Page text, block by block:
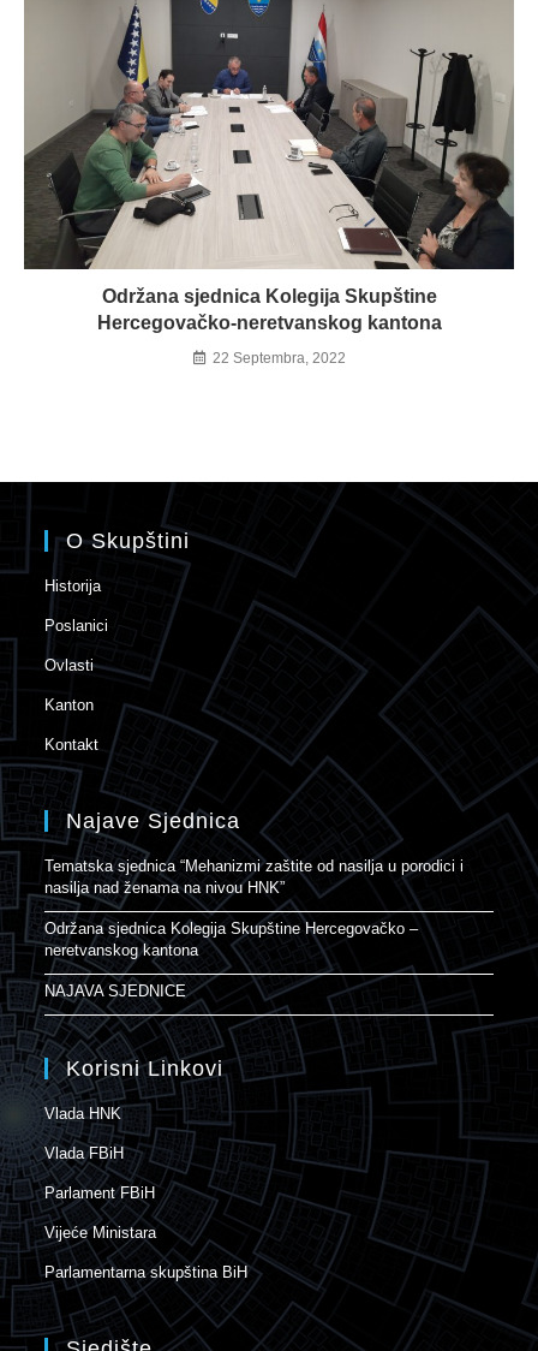
Održana sjednica Kolegija Skupštine
Hercegovačko-neretvanskog kantona
22 Septembra, 2022
O Skupštini
Historija
Poslanici
Ovlasti
Kanton
Kontakt
Najave Sjednica
Tematska sjednica “Mehanizmi zaštite od nasilja u porodici i
nasilja nad ženama na nivou HNK”
Održana sjednica Kolegija Skupštine Hercegovačko –
neretvanskog kantona
NAJAVA SJEDNICE
Korisni Linkovi
Vlada HNK
Vlada FBiH
Parlament FBiH
Vijeće Ministara
Parlamentarna skupština BiH